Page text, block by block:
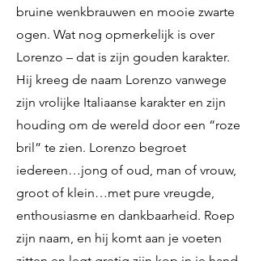
bruine wenkbrauwen en mooie zwarte
ogen. Wat nog opmerkelijk is over
Lorenzo – dat is zijn gouden karakter.
Hij kreeg de naam Lorenzo vanwege
zijn vrolijke Italiaanse karakter en zijn
houding om de wereld door een “roze
bril” te zien. Lorenzo begroet
iedereen…jong of oud, man of vrouw,
groot of klein…met pure vreugde,
enthousiasme en dankbaarheid. Roep
zijn naam, en hij komt aan je voeten